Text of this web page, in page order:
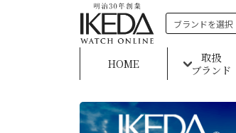
HOME
取扱
ブランド